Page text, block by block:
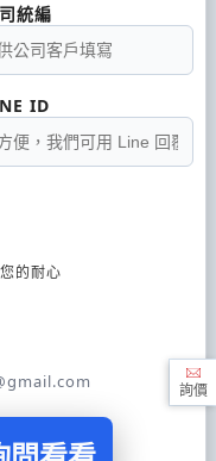
統編
ID
的耐心
詢價